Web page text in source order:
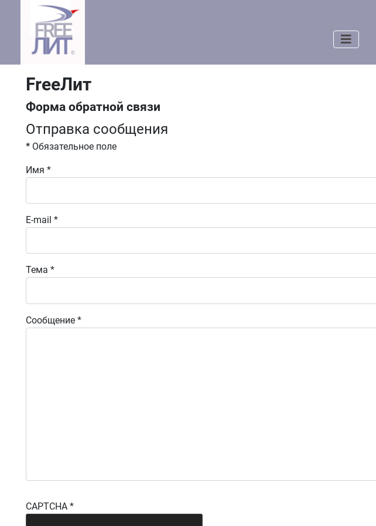
FreeЛит
Форма обратной связи
Отправка сообщения
* Обязательное поле
Имя *
E-mail *
Тема *
Сообщение *
CAPTCHA *